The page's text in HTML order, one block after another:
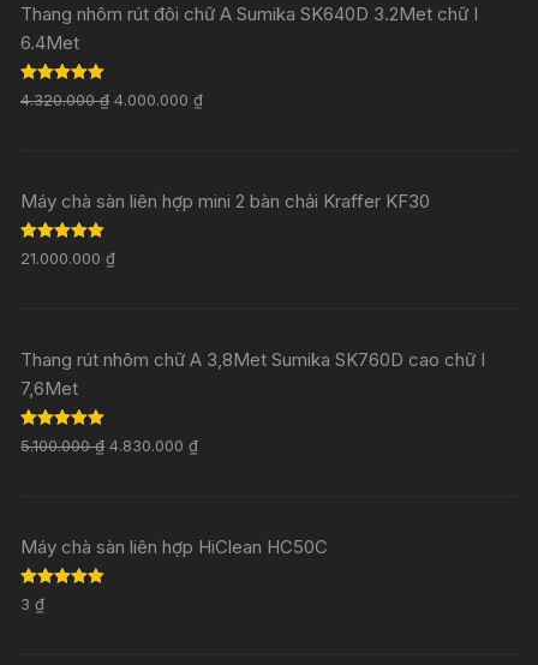
Thang nhôm rút đôi chữ A Sumika SK640D 3.2Met chữ I
6.4Met
Rated 5.00
out of 5
4.320.000₫ 4.000.000₫
Máy chà sàn liên hợp mini 2 bàn chải Kraffer KF30
Rated5.00
out of 5
21.000.000₫
Thang rút nhôm chữ A 3,8Met Sumika SK760D cao chữ I
7,6Met
Rated5.00
out of 5
5.100.000₫ 4.830.000₫
Máy chà sàn liên hợp HiClean HC50C
Rated
out of 5
3₫